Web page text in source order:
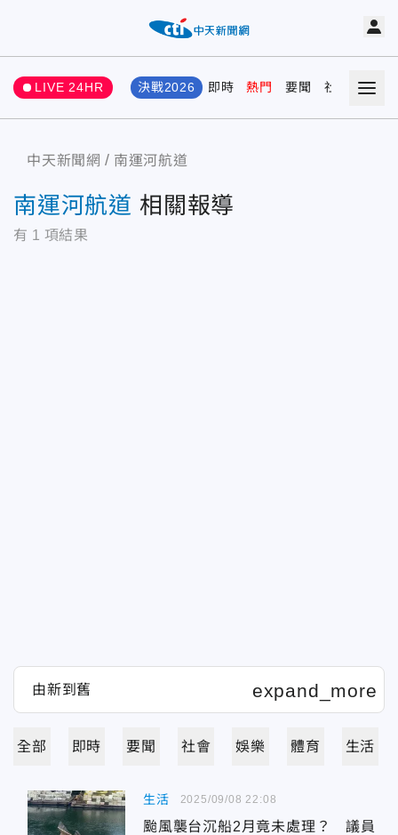
LIVE 24HR 決戰2026 即時 熱門 要聞 社會 娛樂
中天新聞網 南運河航道
南運河航道 相關報導
有 1 項結果
全部 即時 要聞 社會 娛樂 體育 生活
生活
颱風襲台沉船2月竟未處理？ 議員
2025/09/08 22:08